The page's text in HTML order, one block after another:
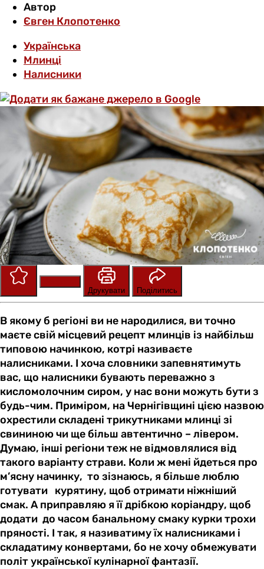
Автор
Євген Клопотенко
Українська
Млинці
Налисники
Друкувати
Поділитись
В якому б регіоні ви не народилися, ви точно
маєте свій місцевий рецепт млинців із найбільш
типовою начинкою, котрі називаєте
налисниками. І хоча словники запевнятимуть
вас, що налисники бувають переважно з
кисломолочним сиром, у нас вони можуть бути з
будь-чим. Приміром, на Чернігівщині цією назвою
охрестили складені трикутниками млинці зі
свининою чи ще більш автентично – лівером.
Думаю, інші регіони теж не відмовлялися від
такого варіанту страви. Коли ж мені йдеться про
м’ясну начинку, то зізнаюсь, я більше люблю
готувати курятину, щоб отримати ніжніший
смак. А приправляю я її дрібкою коріандру, щоб
додати до часом банальному смаку курки трохи
пряності. І так, я називатиму їх налисниками і
складатиму конвертами, бо не хочу обмежувати
політ української кулінарної фантазії.